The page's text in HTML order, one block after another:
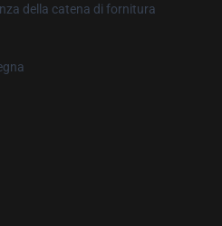
della catena di fornitura